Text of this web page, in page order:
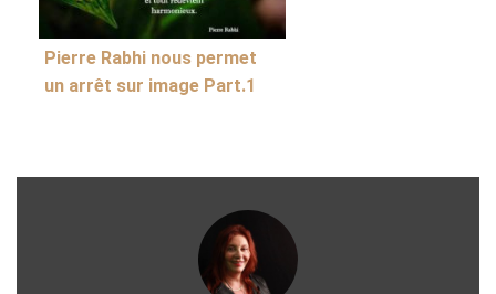
Pierre Rabhi nous permet
un arrêt sur image Part.1